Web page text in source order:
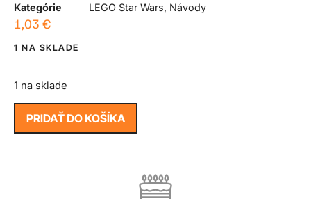
Kategórie
LEGO Star Wars, Návody
1,03 €
1 NA SKLADE
1 na sklade
PRIDAŤ DO KOŠÍKA